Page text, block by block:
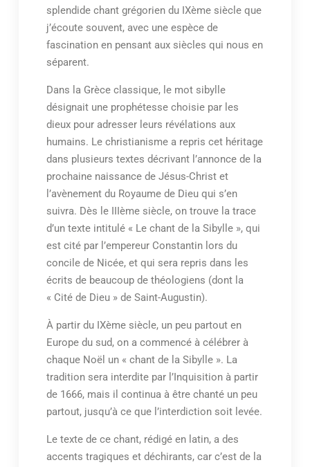
splendide chant grégorien du IXème siècle que
j’écoute souvent, avec une espèce de
fascination en pensant aux siècles qui nous en
séparent.
Dans la Grèce classique, le mot sibylle
désignait une prophétesse choisie par les
dieux pour adresser leurs révélations aux
humains. Le christianisme a repris cet héritage
dans plusieurs textes décrivant l’annonce de la
prochaine naissance de Jésus-Christ et
l’avènement du Royaume de Dieu qui s’en
suivra. Dès le IIIème siècle, on trouve la trace
d’un texte intitulé « Le chant de la Sibylle », qui
est cité par l’empereur Constantin lors du
concile de Nicée, et qui sera repris dans les
écrits de beaucoup de théologiens (dont la
« Cité de Dieu » de Saint-Augustin).
À partir du IXème siècle, un peu partout en
Europe du sud, on a commencé à célébrer à
chaque Noël un « chant de la Sibylle ». La
tradition sera interdite par l’Inquisition à partir
de 1666, mais il continua à être chanté un peu
partout, jusqu’à ce que l’interdiction soit levée.
Le texte de ce chant, rédigé en latin, a des
accents tragiques et déchirants, car c’est de la